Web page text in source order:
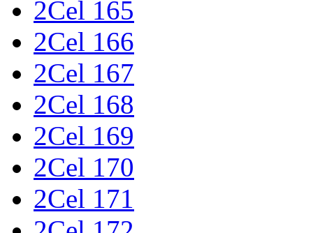
2Cel 165
2Cel 166
2Cel 167
2Cel 168
2Cel 169
2Cel 170
2Cel 171